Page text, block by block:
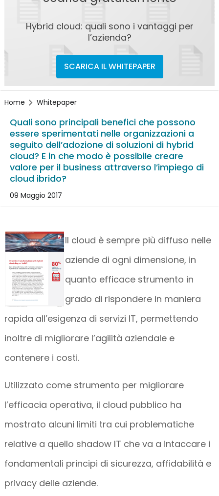
Hybrid cloud: quali sono i vantaggi per
l’azienda?
SCARICA IL WHITEPAPER
Home Whitepaper
Quali sono principali benefici che possono
essere sperimentati nelle organizzazioni a
seguito dell’adozione di soluzioni di hybrid
cloud? E in che modo è possibile creare
valore per il business attraverso l’impiego di
cloud ibrido?
09 Maggio 2017
Il cloud è sempre più diffuso nelle
aziende di ogni dimensione, in
quanto efficace strumento in
grado di rispondere in maniera
rapida all’esigenza di servizi IT, permettendo
inoltre di migliorare l’agilità aziendale e
contenere i costi.
Utilizzato come strumento per migliorare
l’efficacia operativa, il cloud pubblico ha
mostrato alcuni limiti tra cui problematiche
relative a quello shadow IT che va a intaccare i
fondamentali principi di sicurezza, affidabilità e
privacy delle aziende.